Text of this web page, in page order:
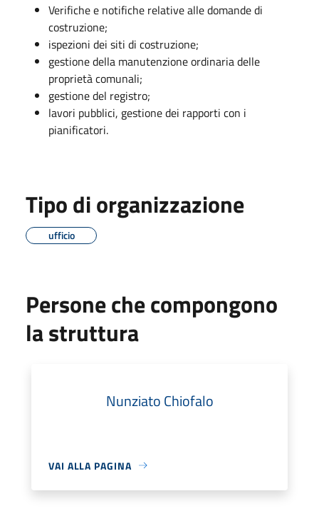
Verifiche e notifiche relative alle domande di
costruzione;
ispezioni dei siti di costruzione;
gestione della manutenzione ordinaria delle
proprietà comunali;
gestione del registro;
lavori pubblici, gestione dei rapporti con i
pianificatori.
Tipo di organizzazione
ufficio
Persone che compongono
la struttura
Nunziato Chiofalo
VAI ALLA PAGINA